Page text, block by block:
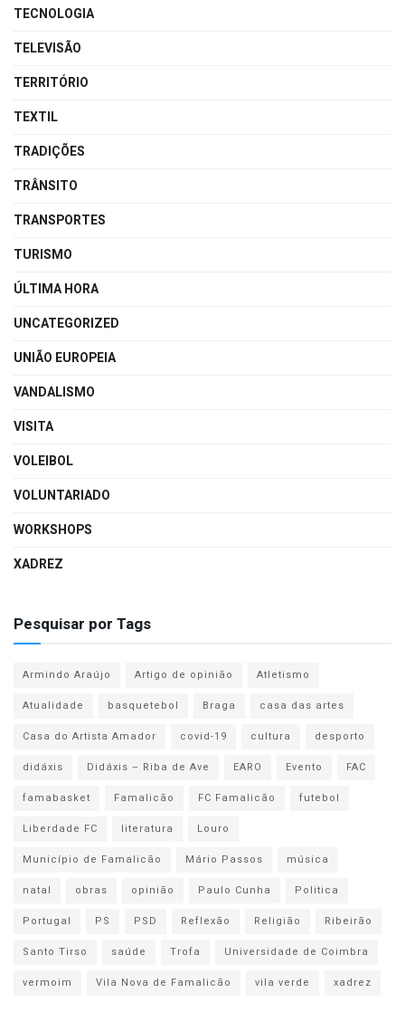
TECNOLOGIA
TELEVISÃO
TERRITÓRIO
TEXTIL
TRADIÇÕES
TRÂNSITO
TRANSPORTES
TURISMO
ÚLTIMA HORA
UNCATEGORIZED
UNIÃO EUROPEIA
VANDALISMO
VISITA
VOLEIBOL
VOLUNTARIADO
WORKSHOPS
XADREZ
Pesquisar por Tags
Armindo Araújo Artigo de opinião
Atletismo
Atualidade
basquetebol Braga
casa das artes
Casa do Artista Amador
covid-19 cultura
desporto
didáxis
Didáxis – Riba de Ave EARO Evento
FAC
famabasket
Famalicão FC Famalicão
futebol
Liberdade FC
literatura
Louro
Município de Famalicão
Mário Passos
música
natal
obras opinião Paulo Cunha
Politica
Portugal
PS PSD Reflexão Religião
Ribeirão
Santo Tirso
saúde Trofa
Universidade de Coimbra
vermoim
Vila Nova de Famalicão vila verde xadrez